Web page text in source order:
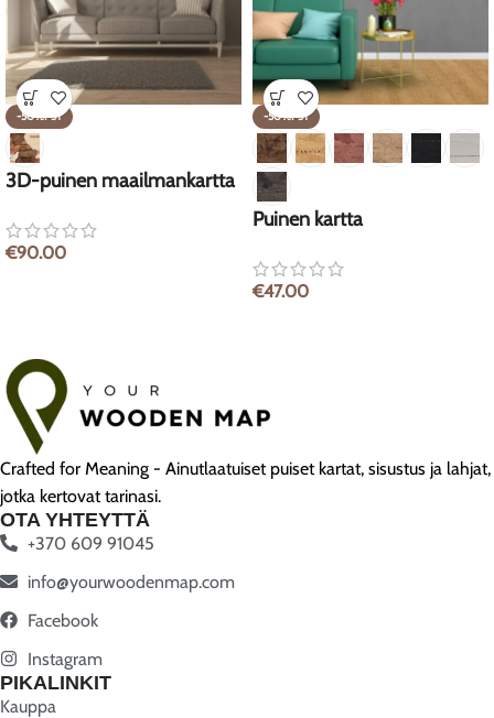
-50%P5T
3D-puinen maailmankartta
€90.00
-50%P5T
Puinen kartta
€47.00
Crafted for Meaning - Ainutlaatuiset puiset kartat, sisustus ja lahjat,
jotka kertovat tarinasi.
OTA YHTEYTTÄ
+370 609 91045
info@yourwoodenmap.com
Facebook
Instagram
PIKALINKIT
Kauppa